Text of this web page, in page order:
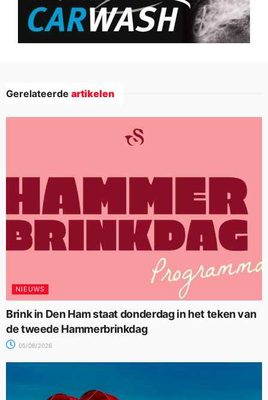
Gerelateerde artikelen
NIEUWS
Brink in Den Ham staat donderdag in het teken van
de tweede Hammerbrinkdag
05/08/2026